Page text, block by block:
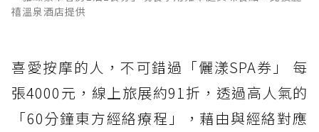
禧溫泉酒店提供
喜愛按摩的人，不可錯過「儷漾SPA券」 每
張4000元，線上旅展約91折，透過高人氣的
「60分鐘東方經絡療程」，藉由與經絡對應